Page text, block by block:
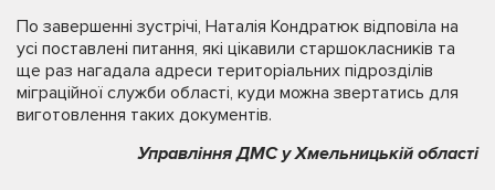
По завершенні зустрічі, Наталія Кондратюк відповіла на
усі поставлені питання, які цікавили старшокласників та
ще раз нагадала адреси територіальних підрозділів
міграційної служби області, куди можна звертатись для
виготовлення таких документів.
Управління ДМС у Хмельницькій області